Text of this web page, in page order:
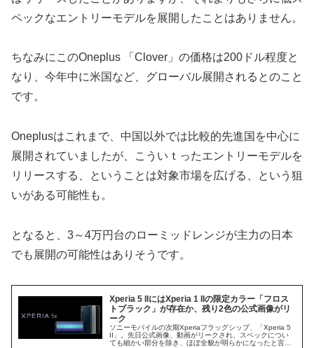
ペックなエントリーモデルを展開したことはありません。
ちなみにこのOneplus 「Clover」の価格は200ドル程度と
なり、今年中に米国など、グローバル展開されるとのこと
です。
Oneplusはこれまで、中国以外では比較的先進国を中心に
展開されていましたが、こういｔったエントリーモデルを
リリースする、ということは対象市場を広げる、という狙
いがある可能性も。
となると、3～4万円台のローミッドレンジが主力の日本
でも展開の可能性はありそうです。
Xperia 5 IIにはXperia 1 IIの限定カラー「フロス
トブラック」が存在か、残り2色の公式画像がリ
ーク
ソニーモバイルの次期Xperiaフラッグシップ、「Xperia 5
II」。先日公式画像、動画がリークされ、スペックについ
ても細かい部分を除き、ほぼ全貌が明らかになったと言っ